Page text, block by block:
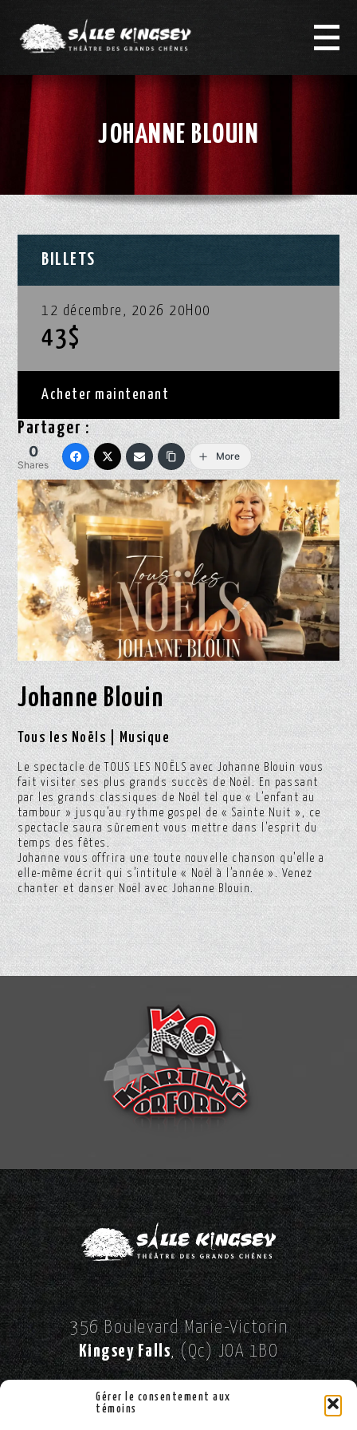
Gérer le consentement aux
témoins
JOHANNE BLOUIN
BILLETS
12 décembre, 2026 20H00
43$
Acheter maintenant
Partager :
0
Shares
More
Johanne Blouin
Tous les Noëls | Musique
Le spectacle de TOUS LES NOËLS avec Johanne Blouin vous
fait visiter ses plus grands succès de Noël. En passant
par les grands classiques de Noël tel que « L’enfant au
tambour » jusqu’au rythme gospel de « Sainte Nuit », ce
spectacle saura sûrement vous mettre dans l’esprit du
temps des fêtes.
Johanne vous offrira une toute nouvelle chanson qu’elle a
elle-même écrit qui s’intitule « Noël à l’année ». Venez
chanter et danser Noël avec Johanne Blouin.
356 Boulevard Marie-Victorin
Kingsey Falls, (Qc) JOA 1BO
SUIVEZ-NOUS SUR FACEBOOK!